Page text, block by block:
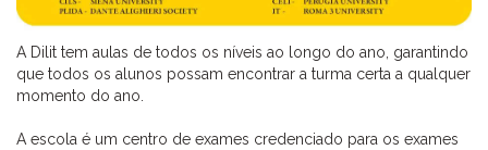
A Dilit tem aulas de todos os níveis ao longo do ano, garantindo
que todos os alunos possam encontrar a turma certa a qualquer
momento do ano.
A escola é um centro de exames credenciado para os exames